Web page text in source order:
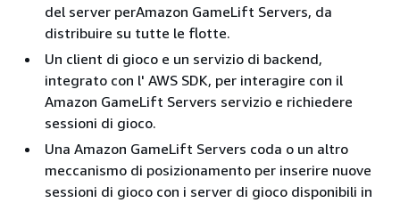
del server perAmazon GameLift Servers, da
distribuire su tutte le flotte.
Un client di gioco e un servizio di backend,
integrato con l' AWS SDK, per interagire con il
Amazon GameLift Servers servizio e richiedere
sessioni di gioco.
Una Amazon GameLift Servers coda o un altro
meccanismo di posizionamento per inserire nuove
sessioni di gioco con i server di gioco disponibili in